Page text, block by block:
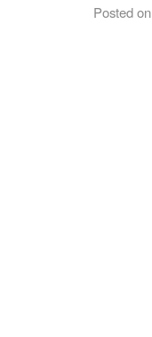
Posted on